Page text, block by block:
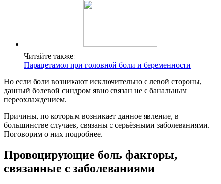
Читайте также:
Парацетамол при головной боли и беременности
Но если боли возникают исключительно с левой стороны,
данный болевой синдром явно связан не с банальным
переохлаждением.
Причины, по которым возникает данное явление, в
большинстве случаев, связаны с серьёзными заболеваниями.
Поговорим о них подробнее.
Провоцирующие боль факторы,
связанные с заболеваниями